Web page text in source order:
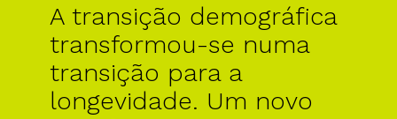
A transição demográfica
transformou-se numa
transição para a
longevidade. Um novo